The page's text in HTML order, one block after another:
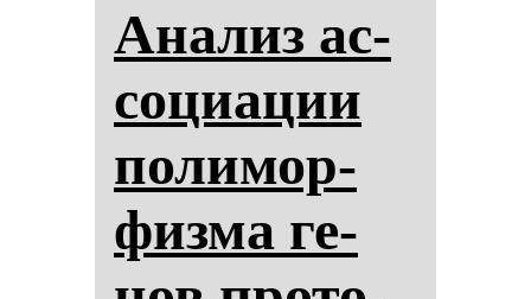
Ана­лиз ас­
со­ци­ации
по­ли­мор­
физ­ма ге­